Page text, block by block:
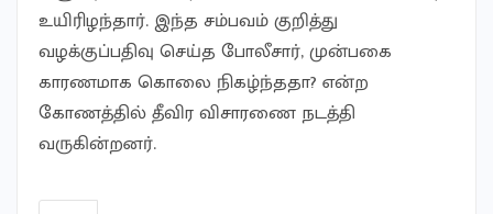
உயிரிழந்தார். இந்த சம்பவம் குறித்து
வழக்குப்பதிவு செய்த போலீசார், முன்பகை
காரணமாக கொலை நிகழ்ந்ததா? என்ற
கோணத்தில் தீவிர விசாரணை நடத்தி
வருகின்றனர்.